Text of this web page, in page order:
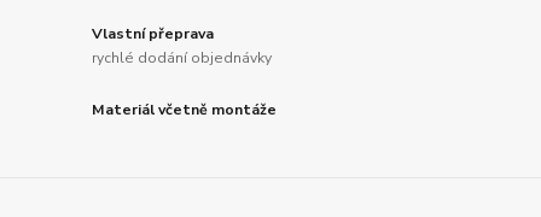
Vlastní přeprava
rychlé dodání objednávky
Materiál včetně montáže